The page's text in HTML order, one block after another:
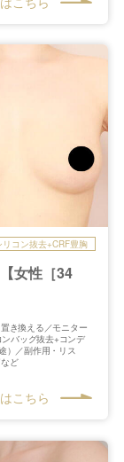
リコン抜去+CRF豊胸
女性［34
き換える／モニター
バッグ抜去+コンデ
）／副作用・リス
ど
こちら